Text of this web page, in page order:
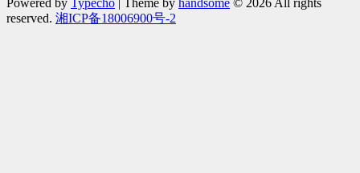
Powered by Typecho | Theme by handsome © 2026 All rights
reserved. 湘ICP备18006900号-2